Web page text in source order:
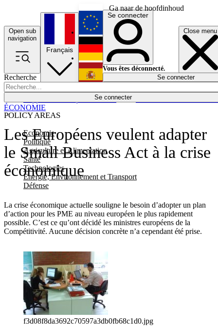
Ga naar de hoofdinhoud
Open sub
navigation
Close menu
Recherche
Se connecter
POLICY AREAS
Economie
Politique
Agriculture et Alimentation
Santé
Technologies
Energie, Environnement et Transport
Défense
Économie
Français
English
Deutsch
Español
Se connecter
Vous êtes déconnecté.
Se connecter
Les Européens veulent adapter
le Small Business Act à la crise
économique
La crise économique actuelle souligne le besoin d’adopter un plan
d’action pour les PME au niveau européen le plus rapidement
possible. C’est ce qu’ont décidé les ministres européens de la
Compétitivité. Aucune décision concrète n’a cependant été prise.
ÉCONOMIE
f3d08f8da3692c70597a3db0fb68c1d0.jpg